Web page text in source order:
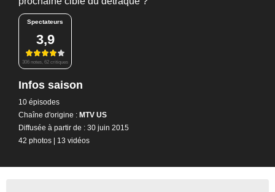
Spectateurs
3,9
306 notes, 62 critiques
Infos saison
10 épisodes
Chaîne d'origine : MTV US
Diffusée à partir de : 30 juin 2015
42 photos | 13 vidéos